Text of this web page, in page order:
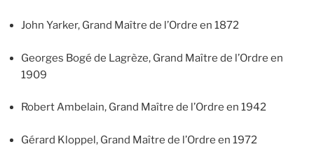
John Yarker, Grand Maître de l’Ordre en 1872
Georges Bogé de Lagrèze, Grand Maître de l’Ordre en
1909
Robert Ambelain, Grand Maître de l’Ordre en 1942
Gérard Kloppel, Grand Maître de l’Ordre en 1972